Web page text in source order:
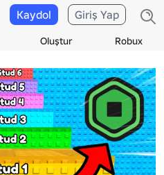
Oluştur Robux
Kaydol Giriş Yap